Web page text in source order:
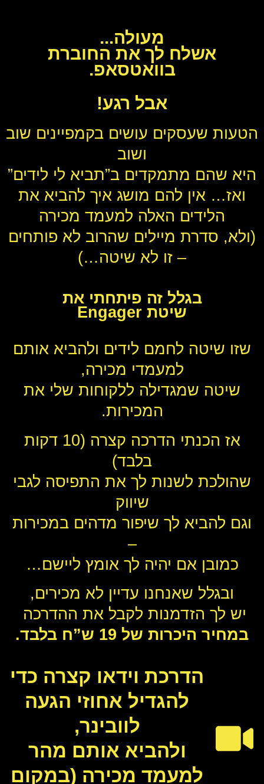
מעולה...
אשלח לך את החוברת
בוואטסאפ.
אבל רגע!
הטעות שעסקים עושים בקמפיינים שוב
ושוב
היא שהם מתמקדים ב”תביא לי לידים”
ואז… אין להם מושג איך להביא את
הלידים האלה למעמד מכירה
(ולא, סדרת מיילים שהרוב לא פותחים
– זו לא שיטה…)
בגלל זה פיתחתי את
שיטת Engager
שזו שיטה לחמם לידים ולהביא אותם
למעמדי מכירה,
שיטה שמגדילה ללקוחות שלי את
המכירות.
אז הכנתי הדרכה קצרה (10 דקות
בלבד)
שהולכת לשנות לך את התפיסה לגבי
שיווק
וגם להביא לך שיפור מדהים במכירות
–
כמובן אם יהיה לך אומץ ליישם…
ובגלל שאנחנו עדיין לא מכירים,
יש לך הזדמנות לקבל את ההדרכה
במחיר היכרות של 19 ש”ח בלבד.
הדרכת וידאו קצרה כדי
להגדיל אחוזי הגעה
לוובינר,
ולהביא אותם מהר
למעמד מכירה (במקום